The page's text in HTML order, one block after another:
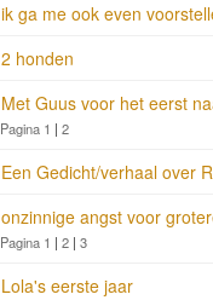
ik ga me ook even
2 honden
Met Guus voor het eerst
Pagina 1 | 2
Een Gedicht/verhaal over
onzinnige angst voor
Pagina 1 | 2 | 3
Lola's eerste jaar